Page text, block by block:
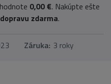
0,00 €. Nakúpte ešte
dopravu zdarma.
Záruka: 3 roky